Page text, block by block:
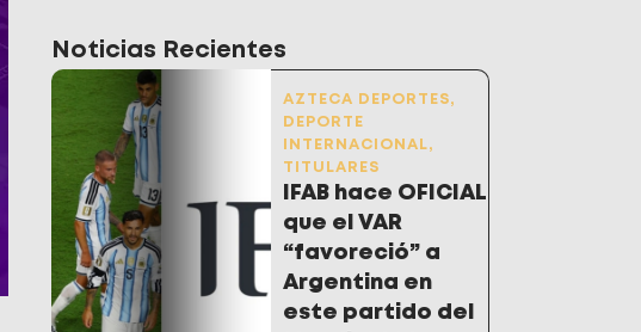
Noticias Recientes
AZTECA DEPORTES,
DEPORTE
INTERNACIONAL,
TITULARES
IFAB hace OFICIAL
que el VAR
“favoreció” a
Argentina en
este partido del